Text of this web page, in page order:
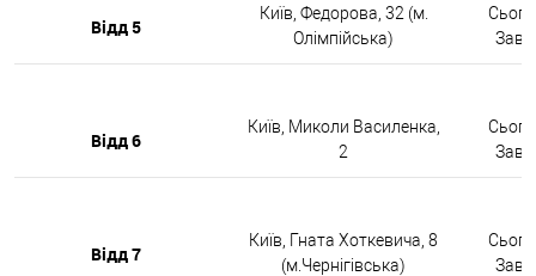
Відд 5
Київ, Федорова, 32 (м.
Олімпійська)
Відд 6
Київ, Миколи Василенка,
2
Відд 7
Київ, Гната Хоткевича, 8
(м.Чернігівська)